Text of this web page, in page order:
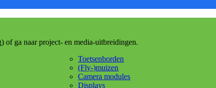
of ga naar project- en media-uitbreidingen.
Toetsenborden
(Fly-)muizen
Camera modules
Displays